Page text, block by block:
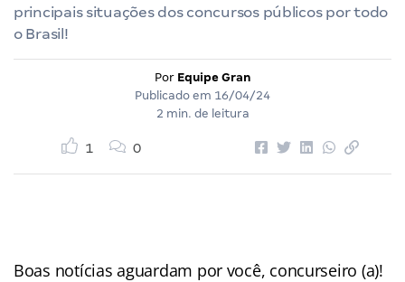
principais situações dos concursos públicos por todo
o Brasil!
Por Equipe Gran
Publicado em 16/04/24
2 min. de leitura
1 0
Boas notícias aguardam por você, concurseiro (a)!